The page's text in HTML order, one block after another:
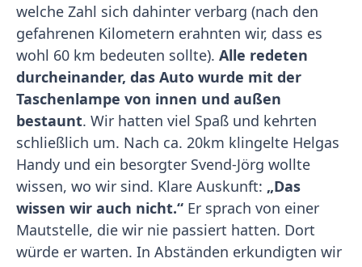
welche Zahl sich dahinter verbarg (nach den
gefahrenen Kilometern erahnten wir, dass es
wohl 60 km bedeuten sollte). Alle redeten
durcheinander, das Auto wurde mit der
Taschenlampe von innen und außen
bestaunt. Wir hatten viel Spaß und kehrten
schließlich um. Nach ca. 20km klingelte Helgas
Handy und ein besorgter Svend-Jörg wollte
wissen, wo wir sind. Klare Auskunft: „Das
wissen wir auch nicht.“ Er sprach von einer
Mautstelle, die wir nie passiert hatten. Dort
würde er warten. In Abständen erkundigten wir